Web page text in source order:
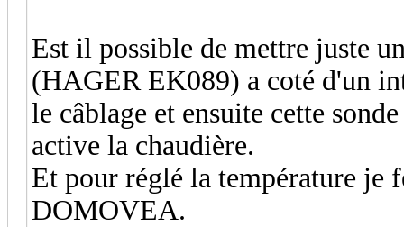
Est il possible de mettre juste
(HAGER EK089) a coté d'un
le câblage et ensuite cette
active la chaudière.
Et pour réglé la température je
DOMOVEA.